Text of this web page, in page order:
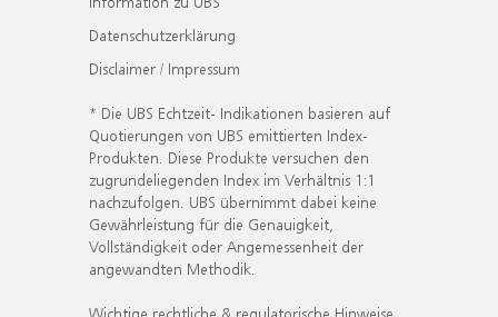
Datenschutzerklärung
Disclaimer / Impressum
* Die UBS Echtzeit- Indikationen basieren auf
Quotierungen von UBS emittierten Index-
Produkten. Diese Produkte versuchen den
zugrundeliegenden Index im Verhältnis 1:1
nachzufolgen. UBS übernimmt dabei keine
Gewährleistung für die Genauigkeit,
Vollständigkeit oder Angemessenheit der
angewandten Methodik.